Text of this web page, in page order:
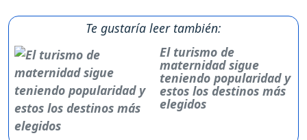
Te gustaría leer también:
El turismo de
maternidad sigue
teniendo popularidad y
estos los destinos más
elegidos